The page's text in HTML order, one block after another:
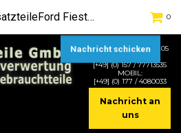
TEL:[+49] (0) 2232-5205
[+49] (0) 157 / 77713535
MOBIL:
[+49] (0) 177 / 4080033
Nachricht an
uns
0
Autoverwertung ErsatzteileFord Fiesta 5Hier gibt es viele Autoersatzteile, günstigen Preise, gute Qualität
Nachricht schicken